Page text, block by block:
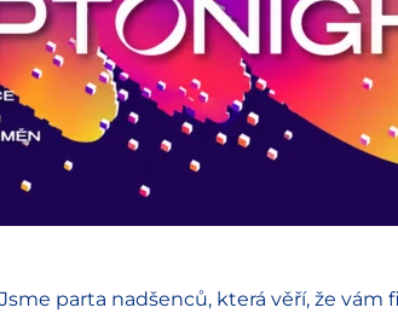
Jsme parta nadšenců, která věří, že